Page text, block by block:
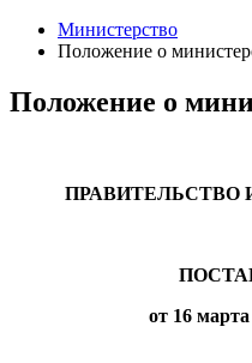
Министерство
Положение о
Положение о
ПРАВИТЕЛЬСТВО
от 16